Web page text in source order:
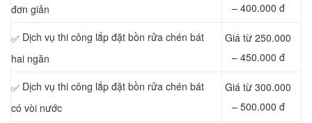
đơn giản
– 400.000 đ
✅ Dịch vụ thi công lắp đặt bồn rửa chén bát
hai ngăn
Giá từ 250.000
– 450.000 đ
✅ Dịch vụ thi công lắp đặt bồn rửa chén bát
có vòi nước
Giá từ 300.000
– 500.000 đ